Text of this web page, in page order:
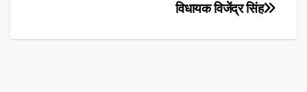
विधायक विजेंद्र सिंह